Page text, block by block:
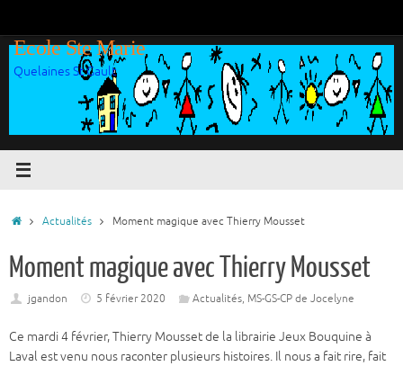
contenu
Ecole Ste Marie
Quelaines St Gault
Accueil
Actualités Moment magique avec Thierry Mousset
Moment magique avec Thierry Mousset
jgandon 5 février 2020 Actualités, MS-GS-CP de Jocelyne
Ce mardi 4 février, Thierry Mousset de la librairie Jeux Bouquine à
Laval est venu nous raconter plusieurs histoires. Il nous a fait rire, fait